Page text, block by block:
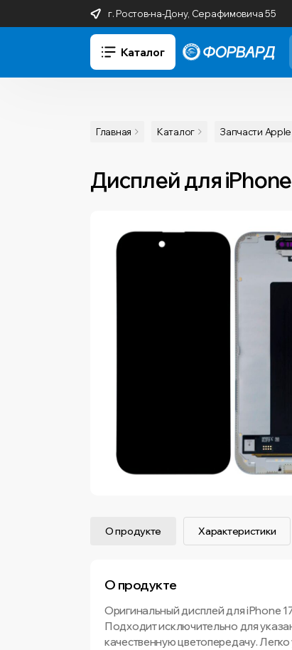
г. Ростов-на-Дону, Серафимовича 55
Каталог
Главная Каталог Запчасти Apple
Дисплей для
О продукте Характеристики
О продукте
Оригинальный дисплей для iPhone
Подходит исключительно для
качественную цветопередачу.